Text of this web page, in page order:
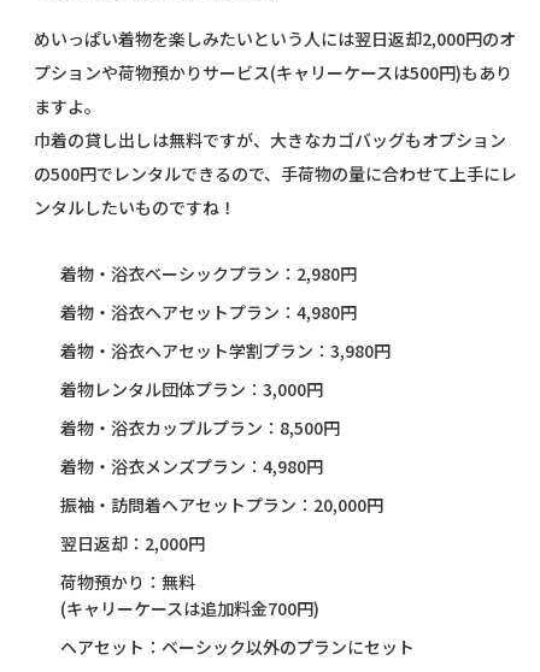
めいっぱい着物を楽しみたいという人には翌日返却2,000円のオ
プションや荷物預かりサービス(キャリーケースは500円)もあり
ますよ。
巾着の貸し出しは無料ですが、大きなカゴバッグもオプション
の500円でレンタルできるので、手荷物の量に合わせて上手にレ
ンタルしたいものですね！
着物・浴衣ベーシックプラン：2,980円
着物・浴衣ヘアセットプラン：4,980円
着物・浴衣ヘアセット学割プラン：3,980円
着物レンタル団体プラン：3,000円
着物・浴衣カップルプラン：8,500円
着物・浴衣メンズプラン：4,980円
振袖・訪問着ヘアセットプラン：20,000円
翌日返却：2,000円
荷物預かり：無料
(キャリーケースは追加料金700円)
ヘアセット：ベーシック以外のプランにセット